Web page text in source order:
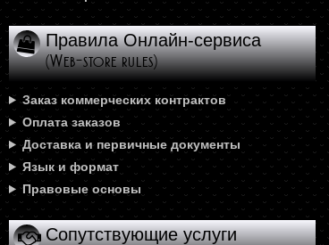
Правила Онлайн-сервиса
(Web-store rules)
Заказ коммерческих контрактов
Оплата заказов
Доставка и первичные документы
Язык и формат
Правовые основы
Сопутствующие услуги